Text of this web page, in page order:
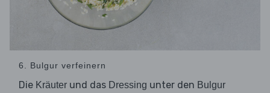
6. Bulgur verfeinern
Die Kräuter und das Dressing unter den Bulgur